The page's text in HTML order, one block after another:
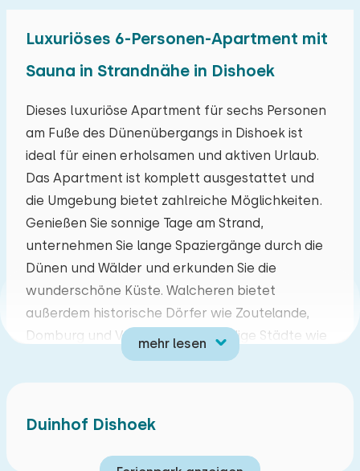
Luxuriöses 6-Personen-Apartment mit
Sauna in Strandnähe in Dishoek
Dieses luxuriöse Apartment für sechs Personen
am Fuße des Dünenübergangs in Dishoek ist
ideal für einen erholsamen und aktiven Urlaub.
Das Apartment ist komplett ausgestattet und
die Umgebung bietet zahlreiche Möglichkeiten.
Genießen Sie sonnige Tage am Strand,
unternehmen Sie lange Spaziergänge durch die
Dünen und Wälder und erkunden Sie die
wunderschöne Küste. Walcheren bietet
außerdem historische Dörfer wie Zoutelande,
Domburg und Veere sowie lebendige Städte wie
Vlissingen und Middelburg. Außerdem gibt es
verschiedene Ausflugsziele, wie den Deltapark
Wohnzimmer mit Balkon, Gaskamin, Smart-TV
mehr lesen
August 2026
Mo Di Mi Do Fr Sa So
27 28 29 30 31 01 02
03 04 05 06 07 08
10 11 12 13 14 15
17 18 19 20 21 22 23
Duinhof Dishoek